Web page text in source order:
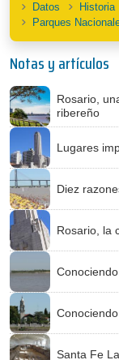
Datos Historia
Parques
Notas y artículos
Rosario,
ribereño
Lugares
Diez
Rosario, la
Santa Fe